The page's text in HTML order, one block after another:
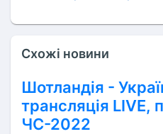
Схожі новини
Шотландія -
трансляція LIVE,
ЧС-2022